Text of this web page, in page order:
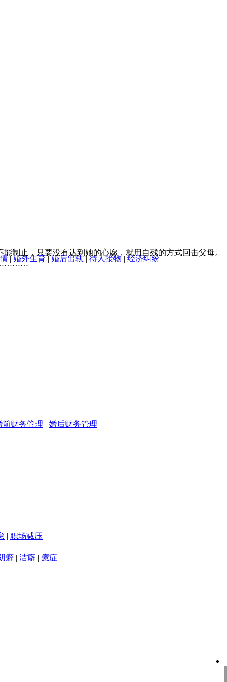
|婚外生育|婚后出轨|待人接物| 经济纠纷
前财务管理 | 婚后财务管理
| 职场减压
癖 | 洁癖 | 癔症
制止，只要没有达到她的心愿，就用自残的方式回击父母。
…………